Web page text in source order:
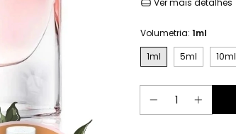
Ver mais detalhes
Volumetria: 1ml
1ml
5ml 10ml